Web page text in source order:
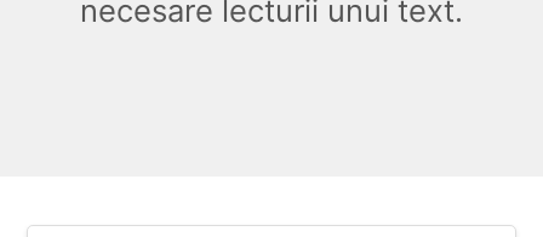
necesare lecturii unui text.